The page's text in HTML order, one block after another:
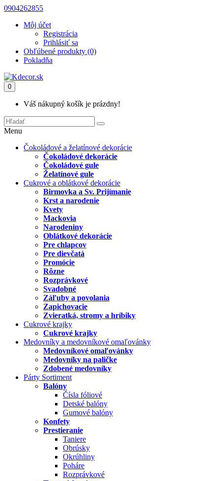
0904262855
Môj účet
Registrácia
Prihlásiť sa
Obľúbené produkty (0)
Pokladňa
0
Váš nákupný košík je prázdny!
Menu
Čokoládové a želatínové dekorácie
Čokoládové dekorácie
Čokoládové gule
Želatínové gule
Cukrové a oblátkové dekorácie
Birmovka a Sv. Prijímanie
Krst a narodenie
Kvety
Mackovia
Narodeniny
Oblátkové dekorácie
Pre chlapcov
Pre dievčatá
Promócie
Rôzne
Rozprávkové
Svadobné
Záľuby a povolania
Zapichovacie
Zvieratká, stromy a hríbiky
Cukrové krajky
Cukrové krajky
Medovníky a medovníkové omaľovánky
Medovníkové omaľovánky
Medovníky na paličke
Zdobené medovníky
Párty Sortiment
Balóny
Čísla fóliové
Detské balóny
Gumové balóny
Konfety
Prestieranie
Taniere
Obrúsky
Okrúhliny
Poháre
Rozprávkové